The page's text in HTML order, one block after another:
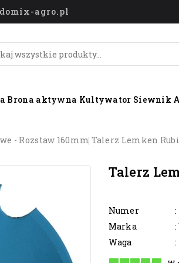
agro.pl
Brona aktywna Kultywator Siewnik
- Rozstaw 160mm Talerz Lemken
Talerz
Numer
Marka
:
Waga
: